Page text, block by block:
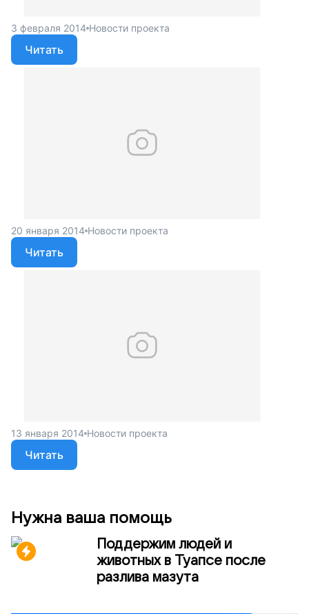
3 февраля 2014 Новости проекта
Читать
20 января 2014 Новости проекта
Читать
13 января 2014 Новости проекта
Читать
Нужна ваша помощь
Поддержим людей и
животных в Туапсе после
разлива мазута